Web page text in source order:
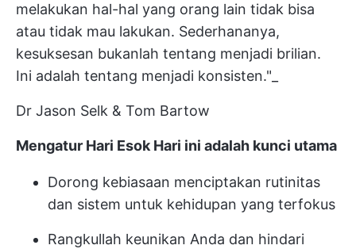
melakukan hal-hal yang orang lain tidak bisa
atau tidak mau lakukan. Sederhananya,
kesuksesan bukanlah tentang menjadi brilian.
Ini adalah tentang menjadi konsisten."_
Dr Jason Selk & Tom Bartow
Mengatur Hari Esok Hari ini adalah kunci utama
Dorong kebiasaan menciptakan rutinitas
dan sistem untuk kehidupan yang terfokus
Rangkullah keunikan Anda dan hindari